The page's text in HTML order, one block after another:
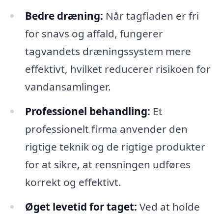
Bedre dræning: Når tagfladen er fri
for snavs og affald, fungerer
tagvandets dræningssystem mere
effektivt, hvilket reducerer risikoen for
vandansamlinger.
Professionel behandling: Et
professionelt firma anvender den
rigtige teknik og de rigtige produkter
for at sikre, at rensningen udføres
korrekt og effektivt.
Øget levetid for taget: Ved at holde